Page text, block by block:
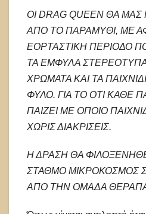
ΟΙ DRAG QUEEN ΘΑ
ΑΠΟ ΤΟ ΠΑΡΑΜΥΘΙ, ΜΕ
ΕΟΡΤΑΣΤΙΚΗ ΠΕΡΙΟΔΟ
ΤΑ ΕΜΦΥΛΑ ΣΤΕΡΕΟΤΥΠΑ
ΧΡΩΜΑΤΑ ΚΑΙ ΤΑ
ΦΥΛΟ. ΓΙΑ ΤΟ ΟΤΙ ΚΑΘΕ
ΠΑΙΖΕΙ ΜΕ ΟΠΟΙΟ
ΧΩΡΙΣ ΔΙΑΚΡΙΣΕΙΣ.
Η ΔΡΑΣΗ ΘΑ
ΣΤΑΘΜΟ ΜΙΚΡΟΚΟΣΜΟΣ
ΑΠΟ ΤΗΝ ΟΜΑΔΑ